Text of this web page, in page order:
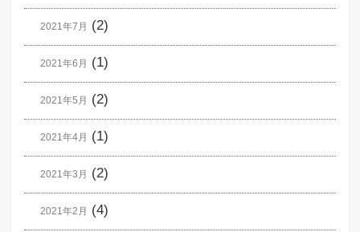
2021年7月 (2)
2021年6月 (1)
2021年5月 (2)
2021年4月 (1)
2021年3月 (2)
2021年2月 (4)